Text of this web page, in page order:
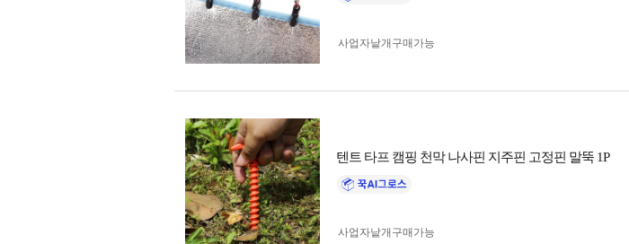
사업자 낱개구매가능
텐트 타프 캠핑 천막 나사핀 지주핀 고정핀 말뚝 1P
사업자 낱개구매가능